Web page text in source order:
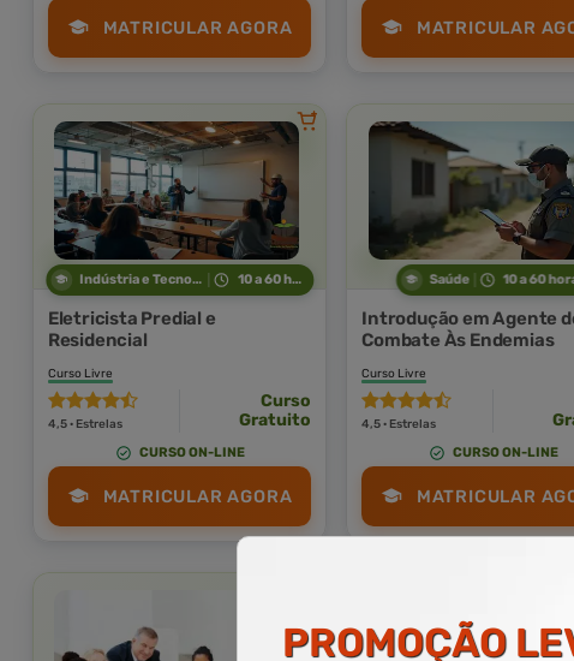
MATRICULAR AGORA MATRICULAR
Indústria e Tecnologia 10 a 60 horas
Eletricista Predial e
Residencial
Curso Livre
4,5 · Estrelas
Curso
Gratuito
CURSO ON-LINE
MATRICULAR AGORA
Saúde 10 a 60
Introdução em Agente
Combate Às Endemias
Curso Livre
4,5 · Estrelas
CURSO ON-LINE
MATRICULAR
PROMOÇÃO